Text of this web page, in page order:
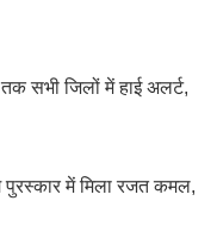
सभी जिलों में हाई अलर्ट,
पुरस्कार में मिला रजत कमल,